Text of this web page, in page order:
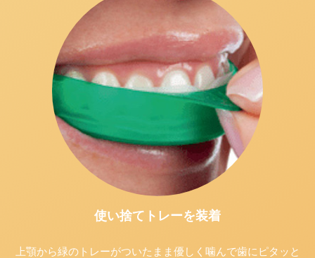
使い捨てトレーを装着
上顎から緑のトレーがついたまま優しく噛んで歯にピタッと